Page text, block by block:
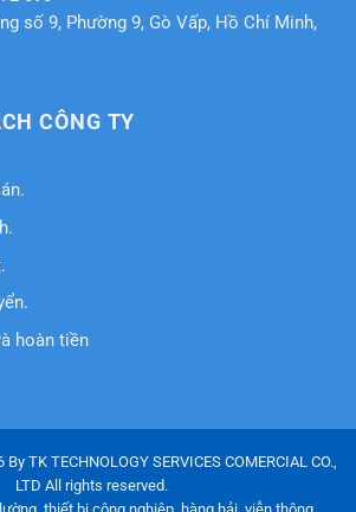
số 9, Phường 9, Gò Vấp, Hồ Chí Minh,
CÔNG TY
hoàn tiền
TK TECHNOLOGY SERVICES COMERCIAL CO.,
LTD All rights reserved.